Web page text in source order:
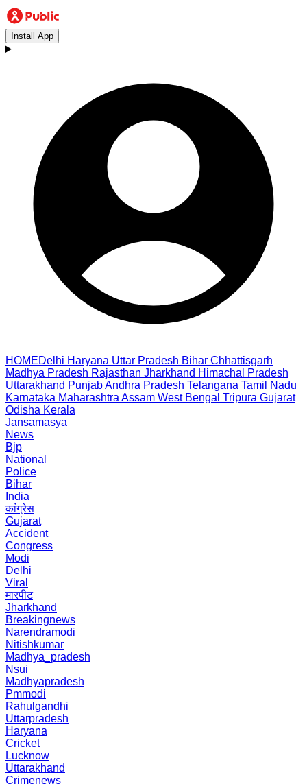
Install App
HOMEDelhi Haryana Uttar Pradesh Bihar Chhattisgarh
Madhya Pradesh Rajasthan Jharkhand Himachal Pradesh
Uttarakhand PunjabAndhra Pradesh Telangana Tamil Nadu
Karnataka Maharashtra Assam West Bengal Tripura Gujarat
Odisha Kerala
Jansamasya
News
Bjp
National
Police
Bihar
India
कांग्रेस
Gujarat
Accident
Congress
Modi
Delhi
Viral
मारपीट
Jharkhand
Breakingnews
Narendramodi
Nitishkumar
Madhya_pradesh
Nsui
Madhyapradesh
Pmmodi
Rahulgandhi
Uttarpradesh
Haryana
Cricket
Lucknow
Uttarakhand
Crimenews